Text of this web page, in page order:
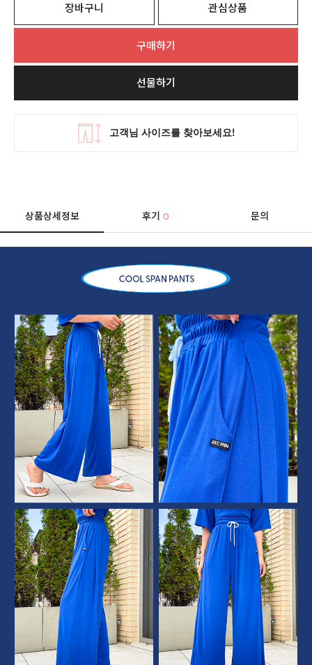
장바구니 관심상품
구매하기
선물하기
상품상세정보 후기0 문의